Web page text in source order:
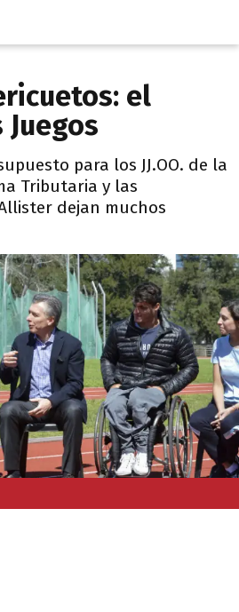
el
Juegos
para los JJ.OO. de la
Tributaria y las
dejan muchos